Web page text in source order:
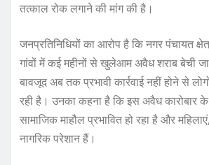
तत्काल रोक लगाने की मांग की है।
जनप्रतिनिधियों का आरोप है कि नगर पंचायत
गांवों में कई महीनों से खुलेआम अवैध शराब बेची
बावजूद अब तक प्रभावी कार्रवाई नहीं होने से
रही है। उनका कहना है कि इस अवैध कारोबार
सामाजिक माहौल प्रभावित हो रहा है और
नागरिक परेशान हैं।